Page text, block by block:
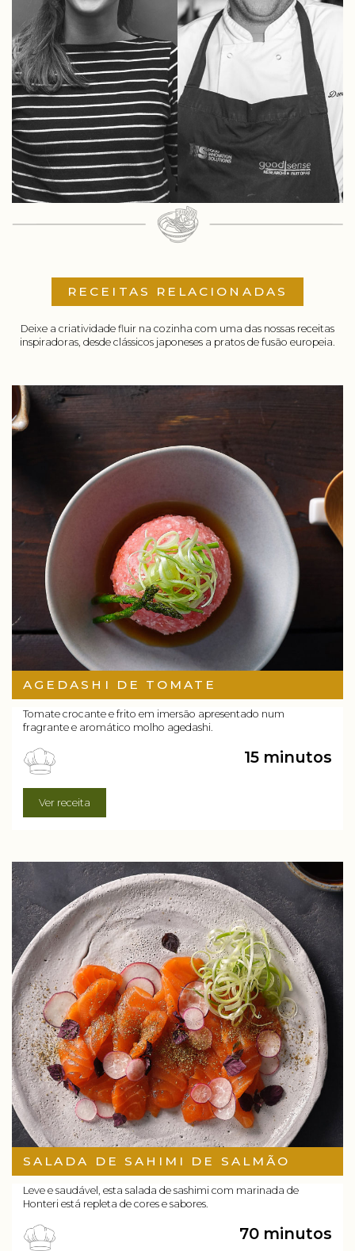
RECEITAS RELACIONADAS
Deixe a criatividade fluir na cozinha com uma das nossas receitas
inspiradoras, desde clássicos japoneses a pratos de fusão europeia.
AGEDASHI DE TOMATE
Tomate crocante e frito em imersão apresentado num
fragrante e aromático molho agedashi.
15 minutos
Ver receita
SALADA DE SAHIMI DE SALMÃO
Leve e saudável, esta salada de sashimi com marinada de
Honteri está repleta de cores e sabores.
70 minutos